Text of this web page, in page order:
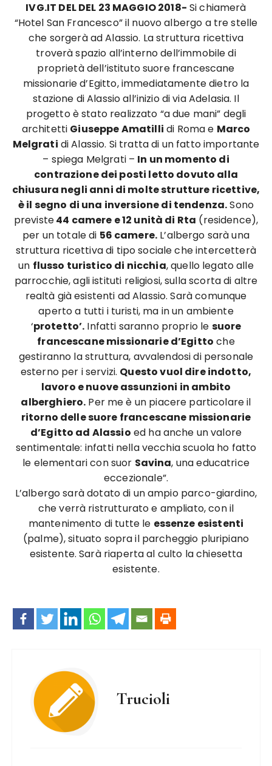
IVG.IT DEL DEL 23 MAGGIO 2018- Si chiamerà
“Hotel San Francesco” il nuovo albergo a tre stelle
che sorgerà ad Alassio. La struttura ricettiva
troverà spazio all’interno dell’immobile di
proprietà dell’istituto suore francescane
missionarie d’Egitto, immediatamente dietro la
stazione di Alassio all’inizio di via Adelasia. Il
progetto è stato realizzato “a due mani” degli
architetti Giuseppe Amatilli di Roma e Marco
Melgrati di Alassio. Si tratta di un fatto importante
– spiega Melgrati – In un momento di
contrazione dei posti letto dovuto alla
chiusura negli anni di molte strutture ricettive,
è il segno di una inversione di tendenza.Sono
previste44 camere e 12 unità di Rta (residence),
per un totale di 56 camere. L’albergo sarà una
struttura ricettiva di tipo sociale che intercetterà
un flusso turistico di nicchia, quello legato alle
parrocchie, agli istituti religiosi, sulla scorta di altre
realtà già esistenti ad Alassio. Sarà comunque
aperto a tutti i turisti, ma in un ambiente
‘protetto’. Infatti saranno proprio le suore
francescane missionarie d’Egitto che
gestiranno la struttura, avvalendosi di personale
esterno per i servizi. Questo vuol dire indotto,
lavoro e nuove assunzioni in ambito
alberghiero. Per me è un piacere particolare il
ritorno delle suore francescane missionarie
d’Egitto ad Alassio ed ha anche un valore
sentimentale: infatti nella vecchia scuola ho fatto
le elementari con suor Savina, una educatrice
eccezionale”.
L’albergo sarà dotato di un ampio parco-giardino,
che verrà ristrutturato e ampliato, con il
mantenimento di tutte le essenze esistenti
(palme), situato sopra il parcheggio pluripiano
esistente. Sarà riaperta al culto la chiesetta
esistente.
Trucioli